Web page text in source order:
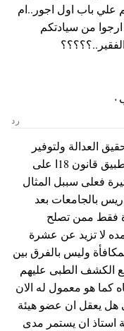
علي باب اول اجور..ام
من سيادتكم
رد
العدالة ولتوفير
المليارات التى اعلنت من تطبيق قانون 18ا على
فعلى سببل المثال
بالجامعات بعد
فقط ممن تصلح
لا تزيد عن عشرة
وليس بالفرق بين
الكشف الطبى عليهم
كما هو معمول له الان
هل يعقل ان عضو هيئة
ان يستمر مدى